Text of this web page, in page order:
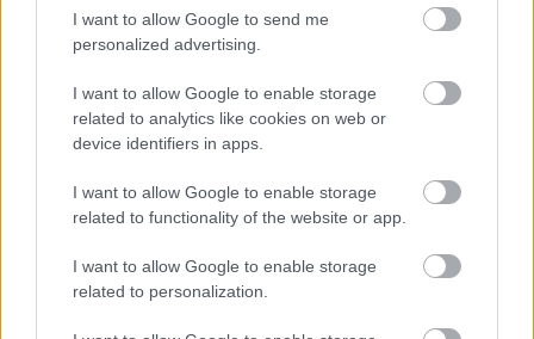
I want to allow Google to send me
personalized advertising.
I want to allow Google to enable storage
related to analytics like cookies on web or
device identifiers in apps.
I want to allow Google to enable storage
related to functionality of the website or app.
I want to allow Google to enable storage
related to personalization.
Manchester United
Nya Ullevi, Göteborg
2026-08-08 17:00
Leeds United vs Manchester United 2026-08-12 20:30